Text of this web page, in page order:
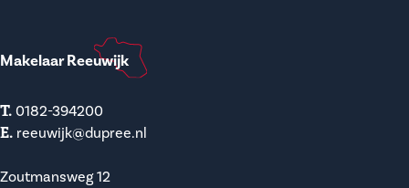
Makelaar Reeuwijk
T. 0182-394200
E. reeuwijk@dupree.nl
Zoutmansweg 12